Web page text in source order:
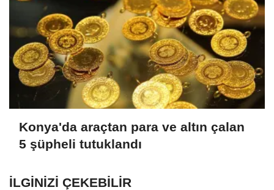
Konya'da araçtan para ve altın çalan
5 şüpheli tutuklandı
İLGINIZI ÇEKEBILIR